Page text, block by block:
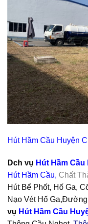
Hút Hầm Cầu Huyện
Dch vụ Hút Hầm Cầu
Hút Hầm Cầu, Chất
Hút Bể Phốt, Hố Ga,
Nạo Vét Hố
vụ Hút Hầm Cầu